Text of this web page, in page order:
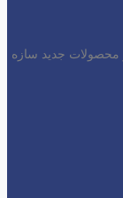
محصولات جدید سازه